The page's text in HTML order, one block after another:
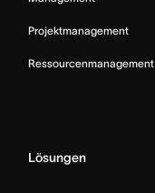
Projektmanagement
Ressourcenmanagement
Lösungen